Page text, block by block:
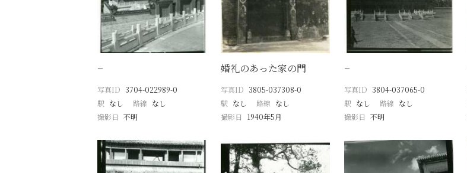
−
写真ID 3704-022989-0
駅 なし 路線 なし
撮影日 不明
婚礼のあった家の門
写真ID 3805-037308-0
駅 なし 路線 なし
撮影日
1940年5月
−
写真ID 3804-037065-0
駅 なし 路線 なし
撮影日 不明